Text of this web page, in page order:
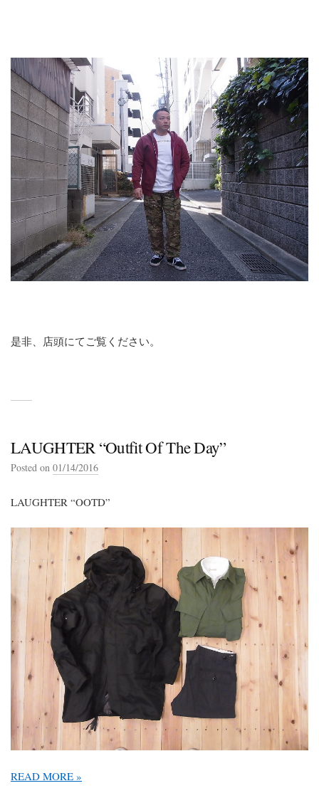
是非、店頭にてご覧ください。
LAUGHTER “Outfit Of The Day”
Posted on 01/14/2016
LAUGHTER “OOTD”
READ MORE »